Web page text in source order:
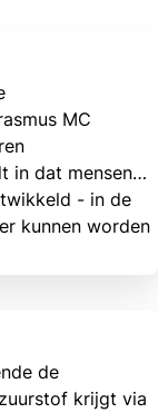
MC
in dat mensen
- in de
kunnen worden
de
krijgt via